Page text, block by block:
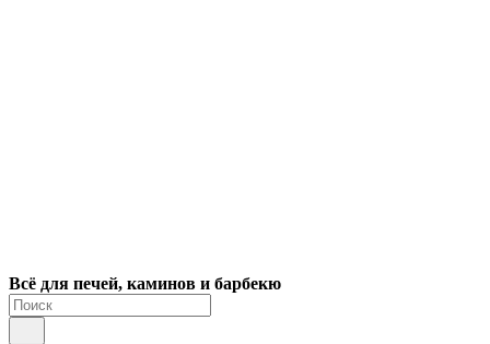
Всё для печей, каминов и барбекю